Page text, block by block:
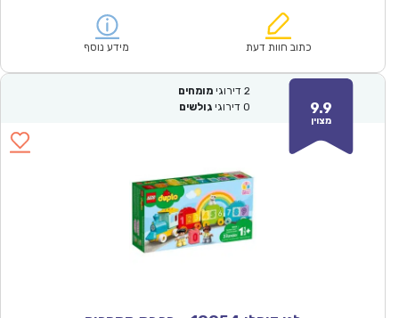
₪320.00.
הוא:
כתוב חוות דעת מידע נוסף
9.9
מצוין
2 דירוגי מומחים
0 דירוגי גולשים